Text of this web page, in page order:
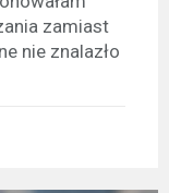
zamiast
nie znalazło